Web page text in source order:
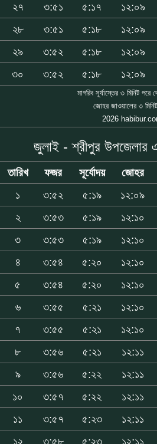
২৭
৩:৫১ ৫:১৭ ১২:০৯
২৮
৩:৫১ ৫:১৮ ১২:০৯
২৯
৩:৫২ ৫:১৮ ১২:০৯
৩০
৩:৫২ ৫:১৮ ১২:০৯
মাগরিব সূর্যাস্তের ৩ মিনিট পরে
জোহর জাওয়ালের ৩
2026
জুলাই - শ্রীপুর উপজেলার
তারিখ ফজর সূর্যোদয় জোহর
১
৩:৫২ ৫:১৯ ১২:০৯
২
৩:৫৩ ৫:১৯ ১২:১০
৩
৩:৫৩ ৫:১৯ ১২:১০
৪
৩:৫৪ ৫:২০ ১২:১০
৫
৩:৫৪ ৫:২০ ১২:১০
৬
৩:৫৫ ৫:২১ ১২:১০
৭
৩:৫৫ ৫:২১ ১২:১০
৮
৩:৫৬ ৫:২১ ১২:১১
৯
৩:৫৬ ৫:২২ ১২:১১
১০
৩:৫৭ ৫:২২ ১২:১১
১১
৩:৫৭ ৫:২৩ ১২:১১
১২
৩:৫৮ ৫:২৩ ১২:১১